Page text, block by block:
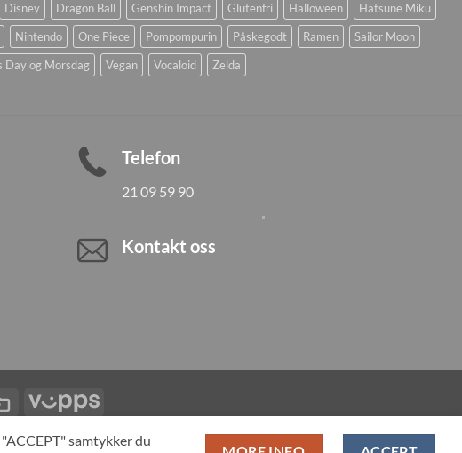
Disney Dragon Ball Genshin Impact Glutenfri Halloween
Hatsune Miku
Nintendo One Piece Pompompurin Påskegodt Ramen
Sailor Moon
Day og Morsdag Vegan Vocaloid Zelda
Telefon
21 09 59 90
Kontakt oss
Credit
Card
Vipps
ALL PRODUCTS
samtykker du